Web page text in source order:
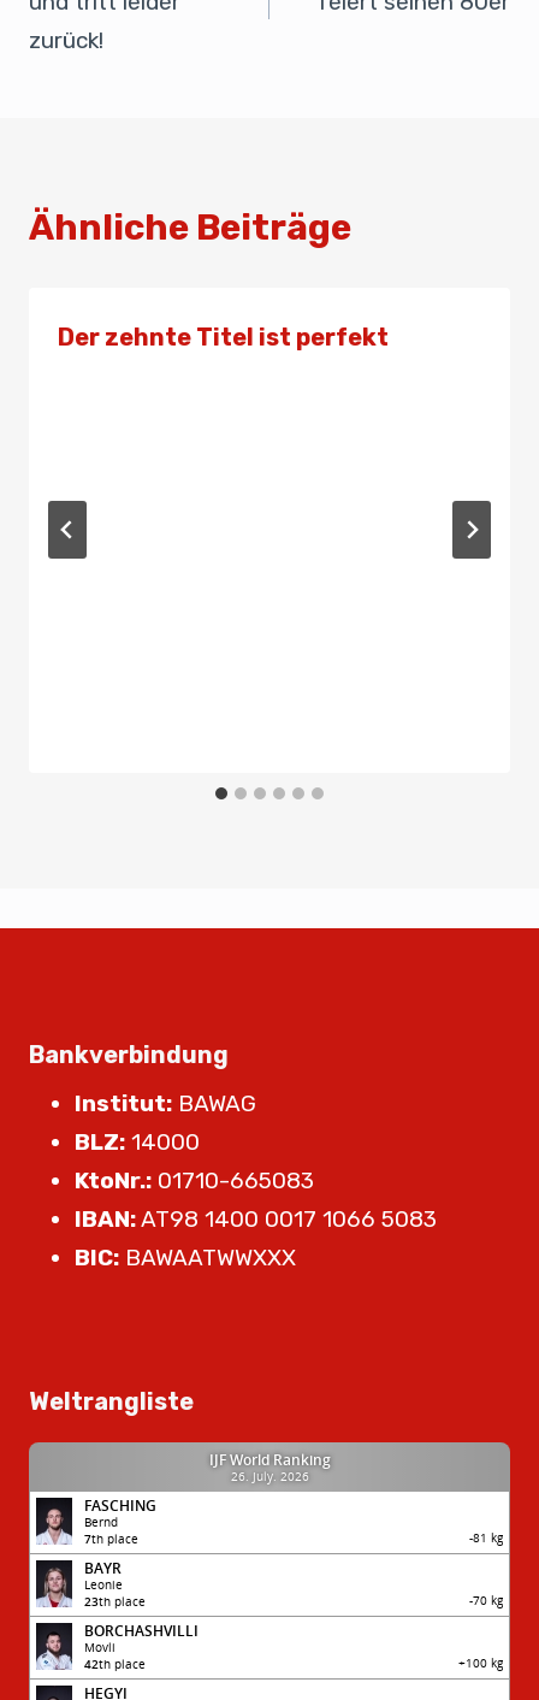
k
zurück!
Ähnliche Beiträge
Der zehnte Titel ist perfekt
Bankverbindung
Institut: BAWAG
BLZ: 14000
KtoNr.: 01710-665083
IBAN:AT98 1400 0017 1066 5083
BIC: BAWAATWWXXX
Weltrangliste